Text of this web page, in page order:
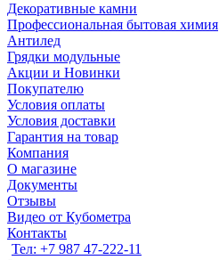
Декоративные камни
Профессиональная бытовая химия
Антилед
Грядки модульные
Акции и Новинки
Покупателю
Условия оплаты
Условия доставки
Гарантия на товар
Компания
О магазине
Документы
Отзывы
Видео от Кубометра
Контакты
Тел: +7 987 47-222-11